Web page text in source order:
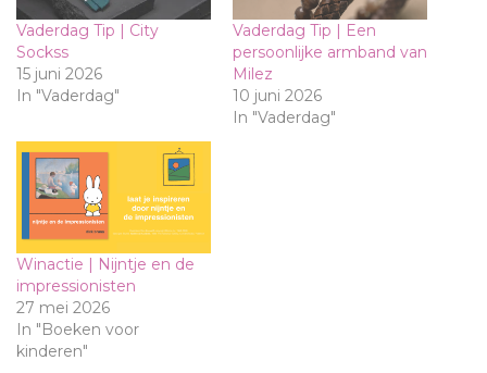
Vaderdag Tip | City
Sockss
15 juni 2026
In "Vaderdag"
Vaderdag Tip | Een
persoonlijke armband van
Milez
10 juni 2026
In "Vaderdag"
Winactie | Nijntje en de
impressionisten
27 mei 2026
In "Boeken voor
kinderen"